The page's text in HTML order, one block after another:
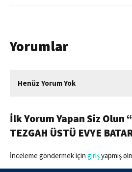
Yorumlar
Henüz Yorum Yok
İlk Yorum Yapan Siz Olun
TEZGAH ÜSTÜ EVYE
İnceleme göndermek için girişyapmış